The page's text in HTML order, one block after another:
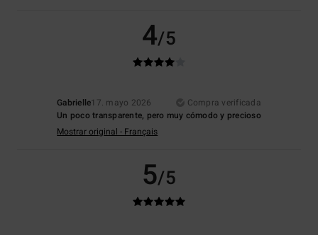
4/5
Gabrielle17. mayo 2026
Compra verificada
Un poco transparente, pero muy cómodo y precioso
Mostrar original - Français
5/5